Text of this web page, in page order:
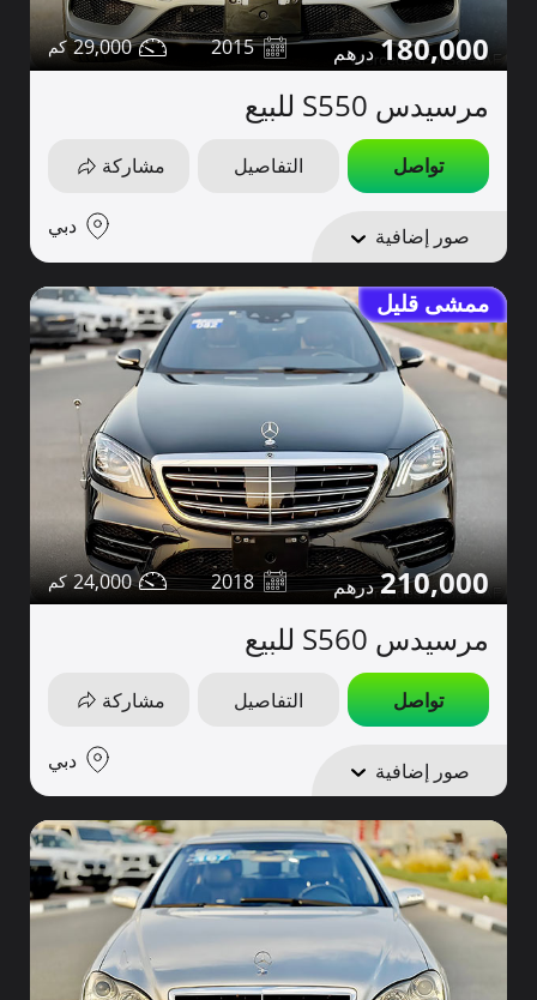
180,000
2015
29,000
مرسيدس S550 للبيع
تواصل التفاصيل مشاركة
صور إضافية دبي
ممشى قليل
210,000
2018
24,000
مرسيدس S560 للبيع
تواصل التفاصيل مشاركة
صور إضافية دبي